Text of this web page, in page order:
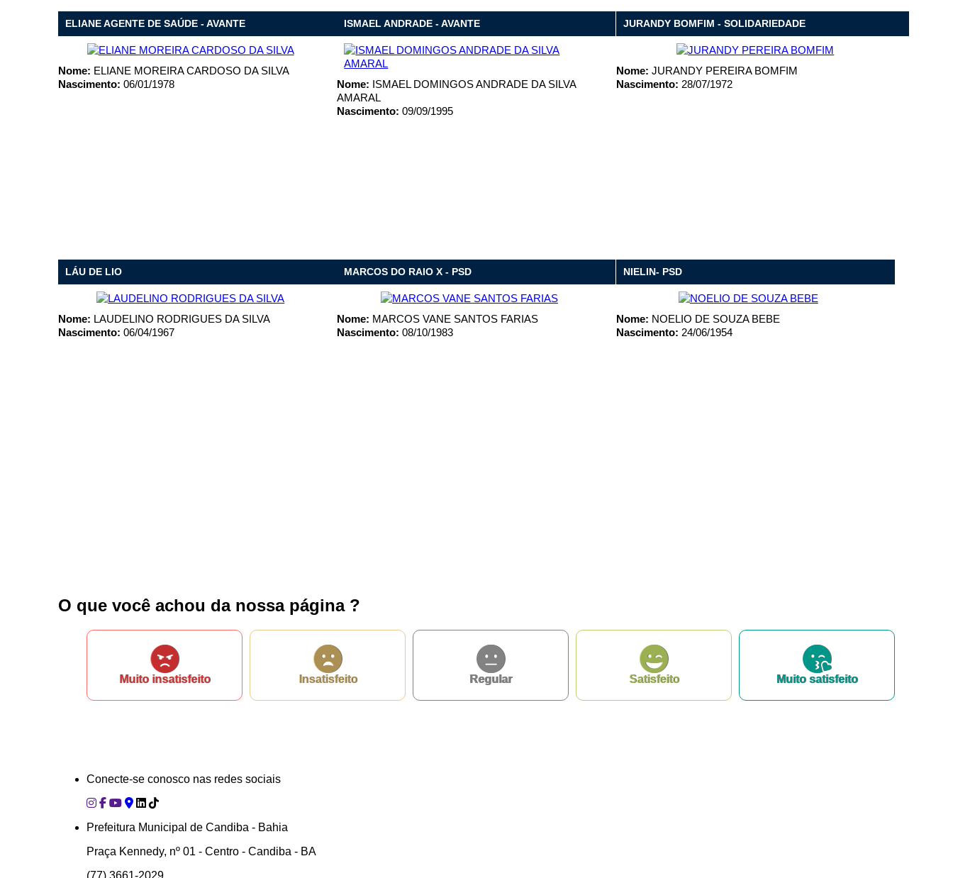
Cidade/Estado
Assunto*
Mensagem*
Ligue para nós
(77) 3661-2029
E-mail
ELIANE AGENTE DE SAÚDE - AVANTE
Nome: ELIANE MOREIRA CARDOSO DA SILVA
Nascimento: 06/01/1978
ISMAEL ANDRADE - AVANTE
Nome: ISMAEL DOMINGOS ANDRADE DA SILVA
AMARAL
Nascimento:09/09/1995
JURANDY BOMFIM - SOLIDARIEDADE
Nome: JURANDY PEREIRA BOMFIM
Nascimento: 28/07/1972
LÁU DE LIO
Nome: LAUDELINO RODRIGUES DA SILVA
Nascimento: 06/04/1967
MARCOS DO RAIO X - PSD
Nome: MARCOS VANE SANTOS FARIAS
Nascimento:08/10/1983
NIELIN- PSD
Nome: NOELIO DE SOUZA BEBE
Nascimento: 24/06/1954
O que você achou da nossa página ?
Muito insatisfeito Insatisfeito Regular Satisfeito Muito satisfeito
Conecte-se conosco nas redes sociais
Prefeitura Municipal de Candiba - Bahia
Praça Kennedy, nº 01 - Centro - Candiba - BA
(77) 3661-2029